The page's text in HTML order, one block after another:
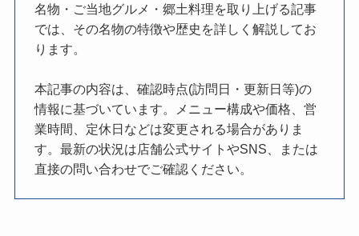
名物・ご当地グルメ・郷土料理を取り上げる記事
では、その名物の特徴や歴史を詳しく解説してお
ります。
本記事の内容は、確認時点(訪問日・更新日等)の
情報に基づいています。メニュー構成や価格、営
業時間、定休日などは変更される場合がありま
す。最新の状況は店舗公式サイトやSNS、または
直接の問い合わせでご確認ください。